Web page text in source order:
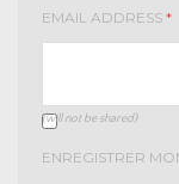
EMAIL ADDRESS *
(will not be shared)
ENREGISTRER